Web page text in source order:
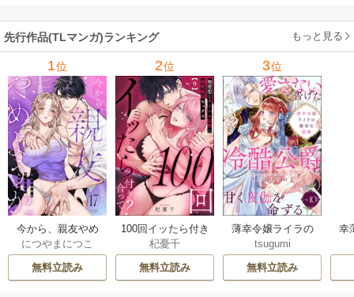
先行作品(TLマンガ)ランキング もっと見る
1位
今から、親友やめ
ようか。～腐れ縁
同僚は甘い快楽で
私を壊す～
につやまにつこ
無料立読み
2位
100回イッたら付き
合って？ 無愛想な
ライバル同期の溺
愛絶倫セックス
杞憂千
無料立読み
3位
薄幸令嬢ライラの
数奇な結婚 愛さな
いと告げた冷酷公
爵は甘く夜伽を命
tsugumi
無料立読み
幸